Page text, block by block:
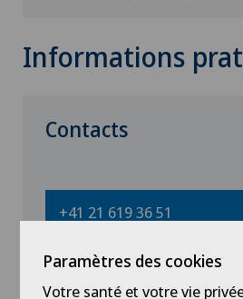
Informations
Contacts
+41 21 619 36 51
Paramètres des cookies
Votre santé et votre vie